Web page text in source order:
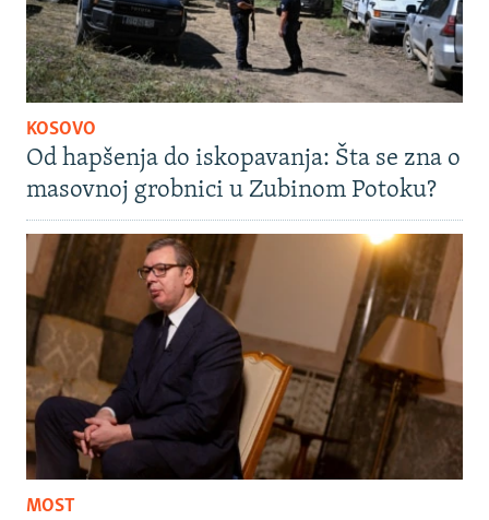
KOSOVO
Od hapšenja do iskopavanja: Šta se zna o
masovnoj grobnici u Zubinom Potoku?
MOST